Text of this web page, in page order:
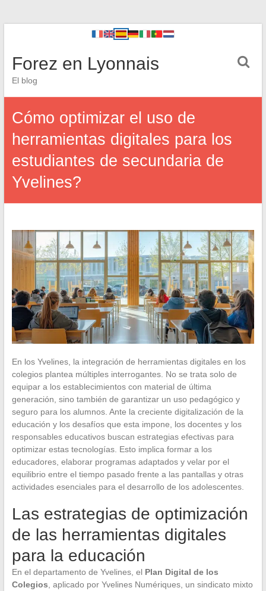
Forez en Lyonnais
El blog
Cómo optimizar el uso de
herramientas digitales para los
estudiantes de secundaria de
Yvelines?
En los Yvelines, la integración de herramientas digitales en los
colegios plantea múltiples interrogantes. No se trata solo de
equipar a los establecimientos con material de última
generación, sino también de garantizar un uso pedagógico y
seguro para los alumnos. Ante la creciente digitalización de la
educación y los desafíos que esta impone, los docentes y los
responsables educativos buscan estrategias efectivas para
optimizar estas tecnologías. Esto implica formar a los
educadores, elaborar programas adaptados y velar por el
equilibrio entre el tiempo pasado frente a las pantallas y otras
actividades esenciales para el desarrollo de los adolescentes.
Las estrategias de optimización
de las herramientas digitales
para la educación
En el departamento de Yvelines, el Plan Digital de los
Colegios , aplicado por Yvelines Numériques, un sindicato mixto